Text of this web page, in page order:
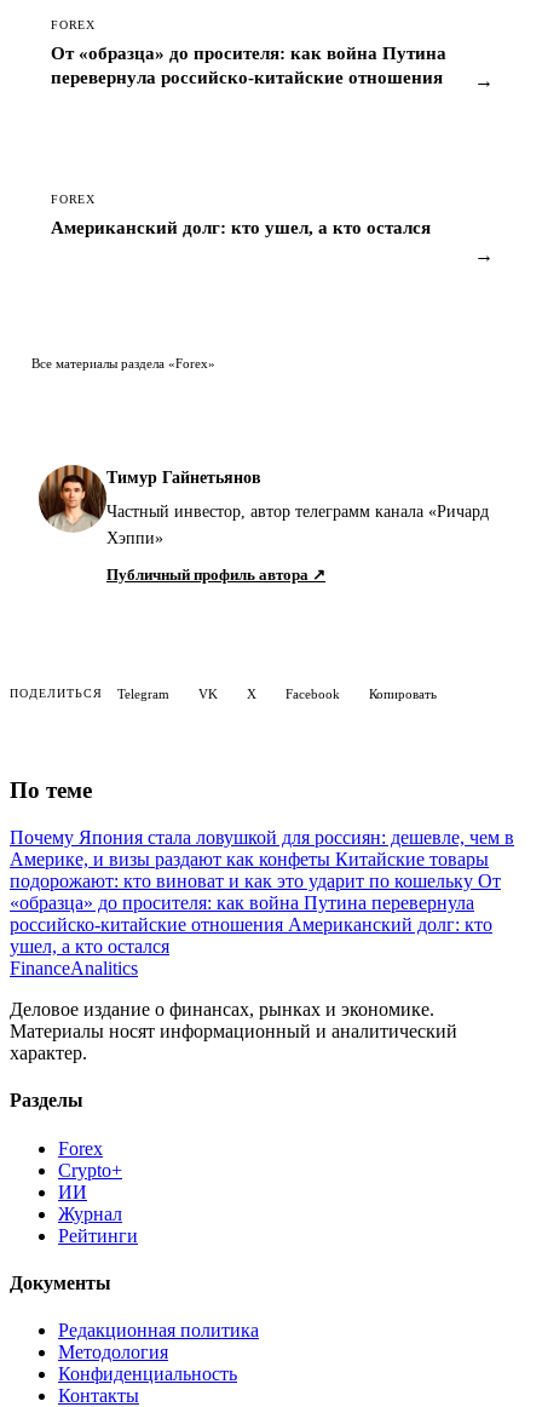
FOREX
От «образца» до просителя: как война Путина
перевернула российско-китайские отношения
→
FOREX
Американский долг: кто ушел, а кто остался
→
Все материалы раздела «Forex»
Тимур Гайнетьянов
Частный инвестор, автор телеграмм канала «Ричард
Хэппи»
Публичный профиль автора ↗
ПОДЕЛИТЬСЯ Telegram VK X Facebook Копировать
По теме
Почему Япония стала ловушкой для россиян: дешевле, чем в
Америке, и визы раздают как конфеты Китайские товары
подорожают: кто виноват и как это ударит по кошельку От
«образца» до просителя: как война Путина перевернула
российско-китайские отношения Американский долг: кто
ушел, а кто остался
FinanceAnalitics
Деловое издание о финансах, рынках и экономике.
Материалы носят информационный и аналитический
характер.
Разделы
Forex
Crypto+
ИИ
Журнал
Рейтинги
Документы
Редакционная политика
Методология
Конфиденциальность
Контакты